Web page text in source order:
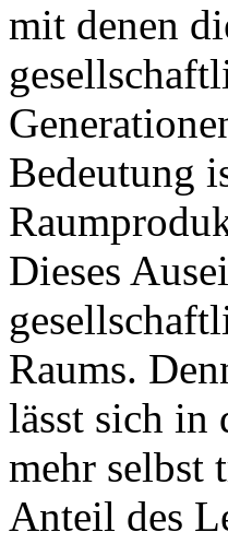
mit denen
Bedeutung
Dieses
Raums.
lässt sich in
mehr selbst
Anteil des